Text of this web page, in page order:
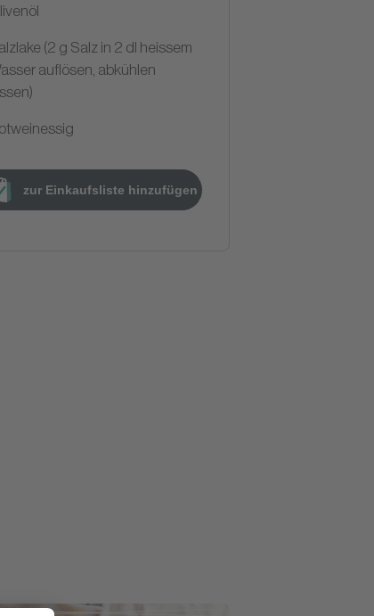
(2 g Salz in 2 dl heissem
auflösen, abkühlen
zur Einkaufsliste hinzufügen